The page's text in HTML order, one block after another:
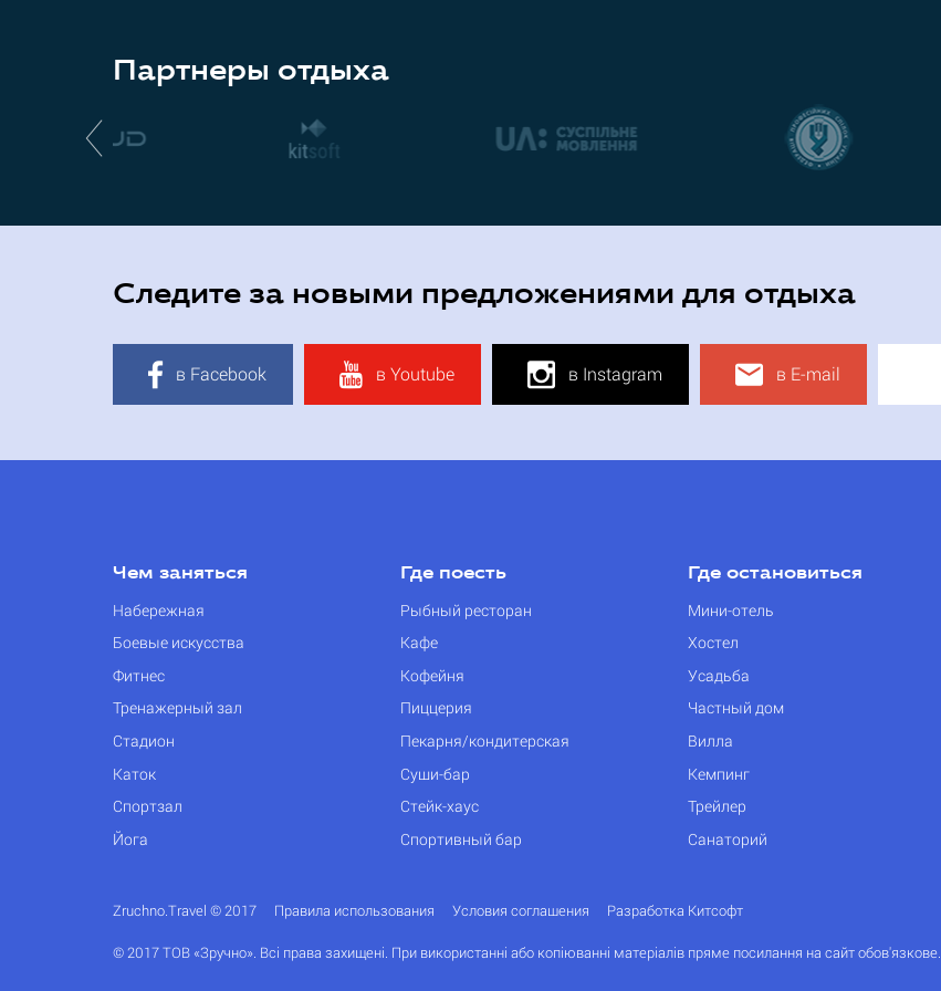
Партнеры отдыха
Следите за новыми предложениями для отдыха
в Facebook в Youtube в Instagram в E-mail
Чем заняться
Набережная
Боевые искусства
Фитнес
Тренажерный зал
Стадион
Каток
Спортзал
Йога
Где поесть
Рыбный ресторан
Кафе
Кофейня
Пиццерия
Пекарня/кондитерская
Суши-бар
Стейк-хаус
Спортивный бар
Где остановиться
Мини-отель
Хостел
Усадьба
Частный дом
Вилла
Кемпинг
Трейлер
Санаторий
Zruchno.Travel © 2017 Правила использования Условия соглашения Разработка Китсофт
© 2017 ТОВ «Зручно». Всі права захищені. При використанні або копіюванні матеріалів пряме посилання на сайт обов'язкове.